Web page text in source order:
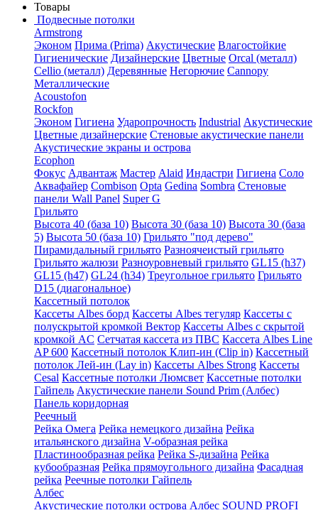
Товары
Подвесные потолки
Armstrong
Эконом Прима (Prima) Акустические Влагостойкие
Гигиенические Дизайнерские Цветные Orcal (металл)
Cellio (металл) Деревянные Негорючие Cannopy
Металлические
Acoustofon
Rockfon
Эконом Гигиена Ударопрочность Industrial Акустические
Цветные дизайнерские Стеновые акустические панели
Акустические экраны и острова
Ecophon
Фокус Адвантаж Мастер Alaid Индастри Гигиена Соло
Аквафайер Combison Opta Gedina Sombra Стеновые
панели Wall Panel Super G
Грильято
Высота 40 (база 10) Высота 30 (база 10) Высота 30 (база
5) Высота 50 (база 10) Грильято "под дерево"
Пирамидальный грильято Разноячеистый грильято
Грильято жалюзи Разноуровневый грильято GL15 (h37)
GL15 (h47) GL24 (h34) Треугольное грильято Грильято
D15 (диагональное)
Кассетный потолок
Кассеты Albes борд Кассеты Albes тегуляр Кассеты с
полускрытой кромкой Вектор Кассеты Albes с скрытой
кромкой AC Сетчатая кассета из ПВС Кассета Albes Line
AP 600 Кассетный потолок Клип-ин (Clip in) Кассетный
потолок Лей-ин (Lay in) Кассеты Albes Strong Кассеты
Cesal Кассетные потолки Люмсвет Кассетные потолки
Гайпель Акустические панели Sound Prim (Албес)
Панель коридорная
Реечный
Рейка Омега Рейка немецкого дизайна Рейка
итальянского дизайна V-образная рейка
Пластинообразная рейка Рейка S-дизайна Рейка
кубообразная Рейка прямоугольного дизайна Фасадная
рейка Реечные потолки Гайпель
Албес
Акустические потолки острова Албес SOUND PROFI